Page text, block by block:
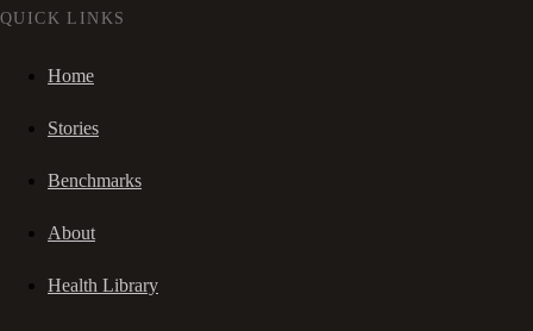
QUICK LINKS
Home
Stories
Benchmarks
About
Health Library